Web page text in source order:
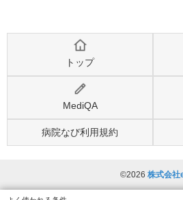
トップ
MediQA
病院なび利用規約
©2026 株式会社